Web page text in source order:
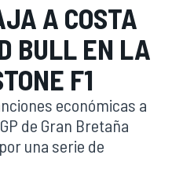
A COSTA
BULL EN LA
F1
económicas a
de Gran Bretaña
una serie de